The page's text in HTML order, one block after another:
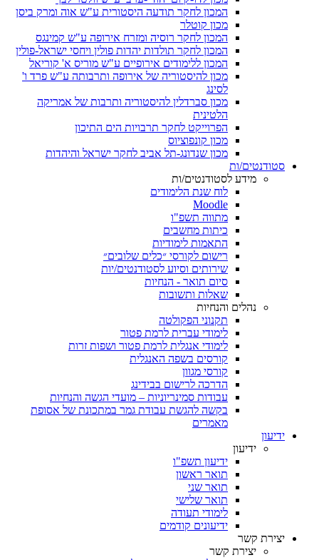
המכון לחקר תודעה היסטורית ע"ש אוה ומרק ביסן
מכון קוטלר
המכון לחקר רוסיה ומזרח אירופה ע"ש קמינגס
המכון לחקר תולדות יהדות פולין ויחסי ישראל-פולין
המכון ללימודים אירופיים ע"ש מוריס א' קוריאל
מכון להיסטוריה של אירופה ותרבותה ע"ש פרד ו'
לסינג
מכון סברדלין להיסטוריה ותרבות של אמריקה
הלטינית
הפרוייקט לחקר תרבויות הים התיכון
מכון קונפוציוס
מכון שנדונג-תל אביב לחקר ישראל והיהדות
סטודנטים/ות
מידע לסטודנטים/ות
לוח שנת הלימודים
Moodle
מתווה תשפ"ו
כיתות מחשבים
התאמות לימודיות
רישום לקורסי ״כלים שלובים״
שירותים וסיוע לסטודנטים/יות
סיום תואר - הנחיות
שאלות ותשובות
נהלים והנחיות
תקנוני הפקולטה
לימודי עברית לרמת פטור
לימודי אנגלית לרמת פטור ושפות זרות
קורסים בשפה האנגלית
קורסי מגוון
הדרכה לרישום בבידינג
עבודות סמינריוניות – מועדי הגשה והנחיות
בקשה להגשת עבודת גמר במתכונת של אסופת
מאמרים
ידיעון
ידיעון
ידיעון תשפ"ו
תואר ראשון
תואר שני
תואר שלישי
לימודי תעודה
ידיעונים קודמים
יצירת קשר
יצירת קשר